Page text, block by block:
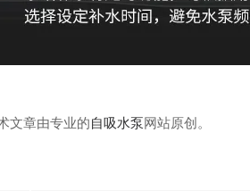
文章由专业的自吸水泵网站原创。